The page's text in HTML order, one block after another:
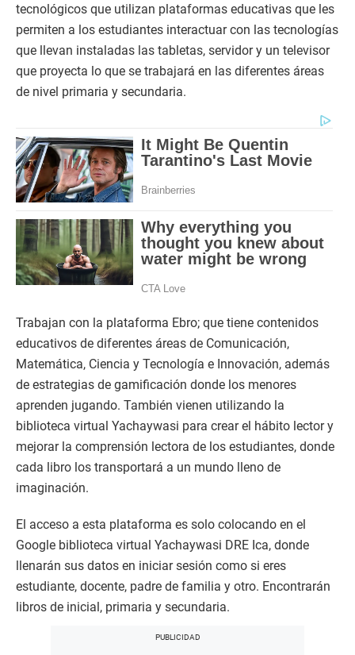
tecnológicos que utilizan plataformas educativas que les
permiten a los estudiantes interactuar con las tecnologías
que llevan instaladas las tabletas, servidor y un televisor
que proyecta lo que se trabajará en las diferentes áreas
de nivel primaria y secundaria.
Trabajan con la plataforma Ebro; que tiene contenidos
educativos de diferentes áreas de Comunicación,
Matemática, Ciencia y Tecnología e Innovación, además
de estrategias de gamificación donde los menores
aprenden jugando. También vienen utilizando la
biblioteca virtual Yachaywasi para crear el hábito lector y
mejorar la comprensión lectora de los estudiantes, donde
cada libro los transportará a un mundo lleno de
imaginación.
El acceso a esta plataforma es solo colocando en el
Google biblioteca virtual Yachaywasi DRE Ica, donde
llenarán sus datos en iniciar sesión como si eres
estudiante, docente, padre de familia y otro. Encontrarán
libros de inicial, primaria y secundaria.